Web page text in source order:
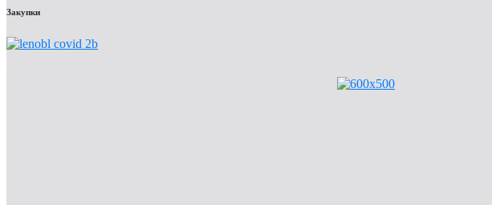
Закупки